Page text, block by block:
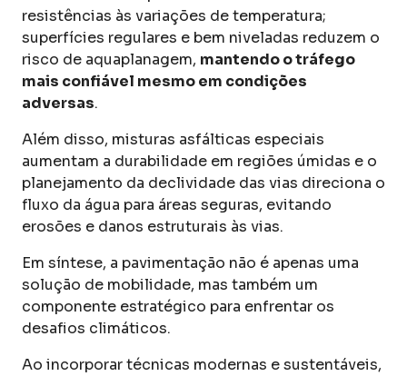
resistências às variações de temperatura;
superfícies regulares e bem niveladas reduzem o
risco de aquaplanagem, mantendo o tráfego
mais confiável mesmo em condições
adversas.
Além disso, misturas asfálticas especiais
aumentam a durabilidade em regiões úmidas e o
planejamento da declividade das vias direciona o
fluxo da água para áreas seguras, evitando
erosões e danos estruturais às vias.
Em síntese, a pavimentação não é apenas uma
solução de mobilidade, mas também um
componente estratégico para enfrentar os
desafios climáticos.
Ao incorporar técnicas modernas e sustentáveis,